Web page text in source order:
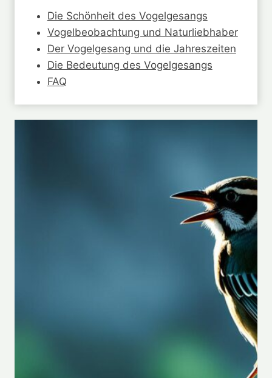
Die Schönheit des Vogelgesangs
Vogelbeobachtung und Naturliebhaber
Der Vogelgesang und die Jahreszeiten
Die Bedeutung des Vogelgesangs
FAQ